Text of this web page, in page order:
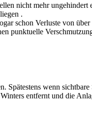
nicht mehr
.
schon Verluste von über
punktuelle
wenn
entfernt und die